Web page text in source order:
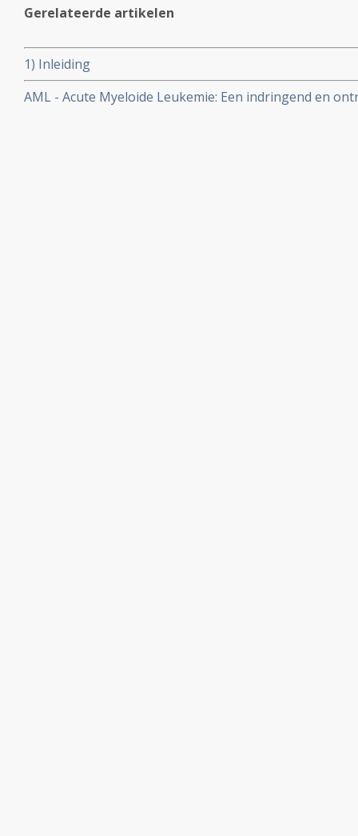
Gerelateerde artikelen
1) Inleiding
AML - Acute Myeloide Leukemie: Een indringend en